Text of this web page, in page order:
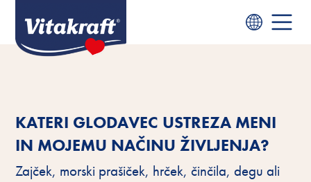
KATERI GLODAVEC USTREZA MENI
IN MOJEMU NAČINU ŽIVLJENJA?
Zajček, morski prašiček, hrček, činčila, degu ali